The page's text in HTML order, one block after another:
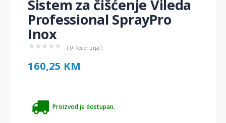
7
Sistem za čišćenje Vileda
Professional SprayPro
Inox
★ ★ ★ ★ ★ ( 0 Recenzija )
160,25 KM
Proizvod je dostupan.